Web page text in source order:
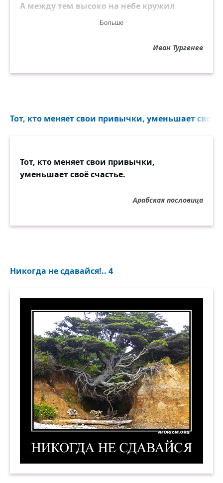
А между тем высоко на небе кружил
ястреб, которому, быть может, суждено
— Мы ещё повоюем, чёрт возьми!
Больше
Иван Тургенев
Тот, кто меняет свои привычки, уменьшает своё
Тот, кто меняет свои привычки,
уменьшает своё счастье.
Арабская пословица
Никогда не сдавайся!.. 4